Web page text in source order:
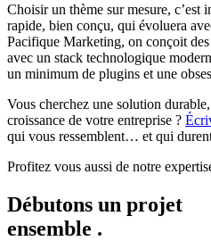
Choisir un thème sur mesure, c’est
rapide, bien conçu, qui évoluera
Pacifique Marketing, on conçoit des
avec un stack technologique
un minimum de plugins et une
Vous cherchez une solution
croissance de votre entreprise ?
qui vous ressemblent… et qui
Profitez vous aussi de notre
Débutons un projet
ensemble .